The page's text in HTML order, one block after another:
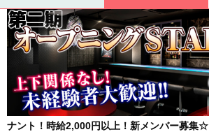
ナント！時給2,000円以上！新メンバー募集☆